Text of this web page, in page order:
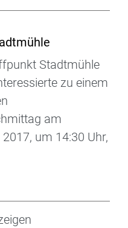
Stadtmühle
zu einem
am
um 14:30 Uhr,